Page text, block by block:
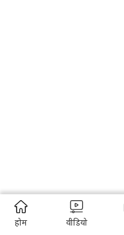
होम वीडियो